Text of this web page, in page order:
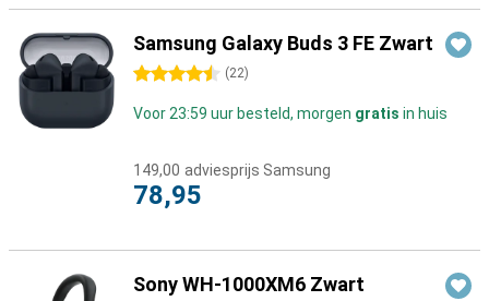
Samsung Galaxy Buds 3 FE Zwart
4.5 sterren (22)
Voor 23:59 uur besteld, morgen gratis in huis
149,00 adviesprijs Samsung
78,95
Sony WH-1000XM6 Zwart